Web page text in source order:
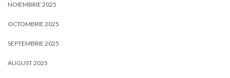
NOIEMBRIE 2025
OCTOMBRIE 2025
SEPTEMBRIE 2025
AUGUST 2025